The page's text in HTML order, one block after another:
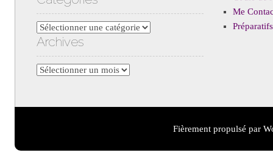
Catégories
Archives
Archives
Me
Fièrement propulsé par